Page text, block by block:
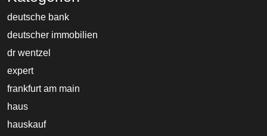
deutsche bank
deutscher immobilien
dr wentzel
expert
frankfurt am main
haus
hauskauf